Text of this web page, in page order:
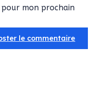
mon prochain